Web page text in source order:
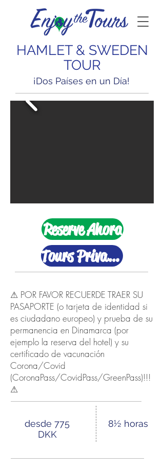
HAMLET & SWEDEN
TOUR
¡Dos Países en un Día!
Reserve Ahora
Tours Privados
⚠ POR FAVOR RECUERDE TRAER SU
PASAPORTE (o tarjeta de identidad si
es ciudadano europeo) y prueba de su
permanencia en Dinamarca (por
ejemplo la reserva del hotel) y su
certificado de vacunación
Corona/Covid
(CoronaPass/CovidPass/GreenPass)!!!
⚠
desde 775
DKK
8½ horas